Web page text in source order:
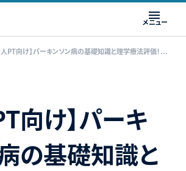
メニュー
【新人PT向け】パーキンソン病の基礎知識と理学療法評価！効果的なリハビリ4選も解説
向け】パーキ
の基礎知識と